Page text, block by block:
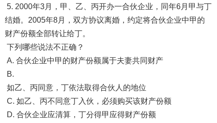
5. 2000年3月，甲、乙、丙开办一合伙企业，同年6月甲与丁
结婚。2005年8月，双方协议离婚，约定将合伙企业中甲的
财产份额全部转让给丁。
下列哪些说法不正确？
A. 合伙企业中甲的财产份额属于夫妻共同财产
B.
如乙、丙同意，丁依法取得合伙人的地位
C. 如乙、丙不同意丁入伙，必须购买该财产份额
D. 合伙企业应清算，丁分得甲应得财产份额